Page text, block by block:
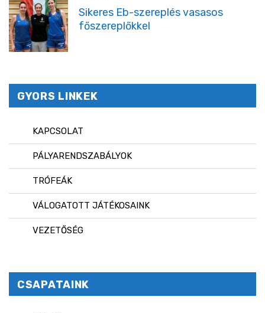
Sikeres Eb-szereplés vasasos
főszereplőkkel
GYORS LINKEK
KAPCSOLAT
PÁLYARENDSZABÁLYOK
TRÓFEÁK
VÁLOGATOTT JÁTÉKOSAINK
VEZETŐSÉG
CSAPATAINK